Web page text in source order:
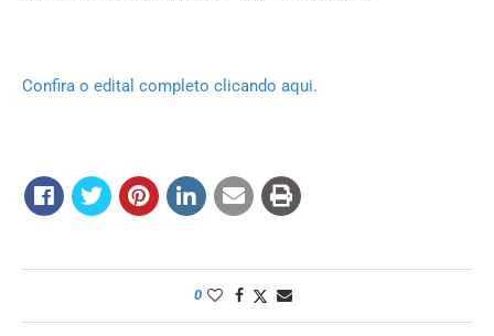
Confira o edital completo clicando aqui.
0